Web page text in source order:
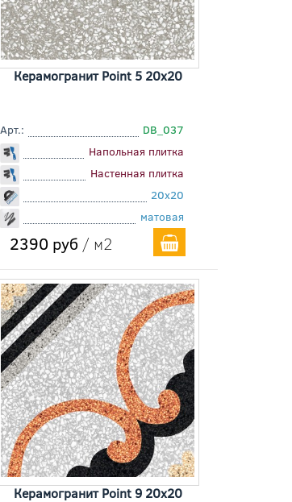
Керамогранит Point 5 20x20
Арт.:
DB_037
Напольная плитка
Настенная плитка
20x20
матовая
2390 руб / м2
Керамогранит Point 9 20x20